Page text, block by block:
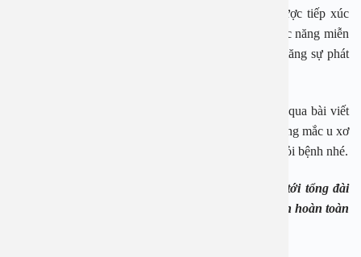
Rượu: Nếu bị u xơ tử cung, bạn tuyệt đối không được tiếp xúc
với bia rượu vì có thể dẫn đến viêm nhiễm, giảm chức năng miễn
dịch cơ thể. Rượu bia là nguyên nhân chính làm gia tăng sự phát
Như vậy là các bạn đã biết u xơ tử cung kiêng ăn gì qua bài viết
trên rồi đúng không! Mong rằng những bệnh nhân đang mắc u xơ
tử cung hãy có một chế độ ăn lành mạnh để nhanh khỏi bệnh nhé.
Nếu cần tư vấn thêm hoặc đặt lịch bạn có thể gọi tới tổng đài
để được hỗ trợ tư vấn hoàn toàn